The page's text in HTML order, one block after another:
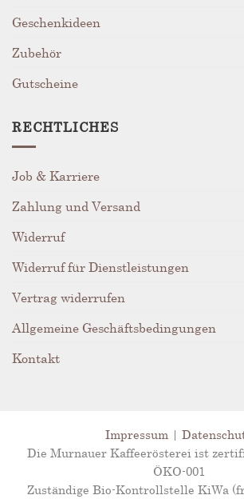
Geschenkideen
Zubehör
Gutscheine
RECHTLICHES
Job & Karriere
Zahlung und Versand
Widerruf
Widerruf für Dienstleistungen
Vertrag widerrufen
Allgemeine Geschäftsbedingungen
Kontakt
Impressum |
Die Murnauer Kaffeerösterei ist
ÖKO-001
Zuständige Bio-Kontrollstelle KiWa